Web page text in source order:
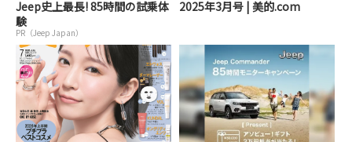
Jeep史上最長! 85時間の試乗体
験
PR（Jeep Japan）
2025年3月号 | 美的.com